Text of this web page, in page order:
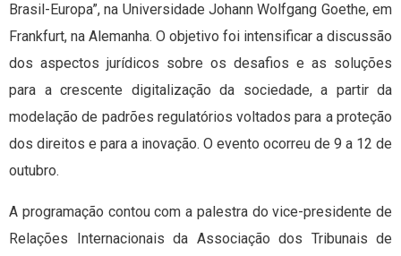
Brasil-Europa”, na Universidade Johann Wolfgang Goethe, em
Frankfurt, na Alemanha. O objetivo foi intensificar a discussão
dos aspectos jurídicos sobre os desafios e as soluções
para a crescente digitalização da sociedade, a partir da
modelação de padrões regulatórios voltados para a proteção
dos direitos e para a inovação. O evento ocorreu de 9 a 12 de
outubro.
A programação contou com a palestra do vice-presidente de
Relações Internacionais da Associação dos Tribunais de